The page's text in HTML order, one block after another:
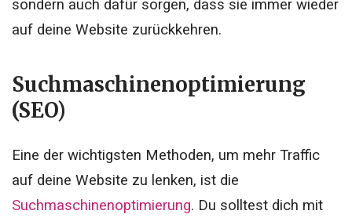
sondern auch dafür sorgen, dass sie immer wieder
auf deine Website zurückkehren.
Suchmaschinenoptimierung
(SEO)
Eine der wichtigsten Methoden, um mehr Traffic
auf deine Website zu lenken, ist die
Suchmaschinenoptimierung. Du solltest dich mit